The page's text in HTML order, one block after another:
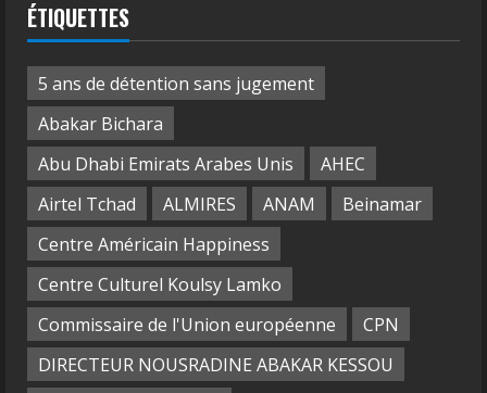
ÉTIQUETTES
5 ans de détention sans jugement
Abakar Bichara
Abu Dhabi Emirats Arabes Unis
AHEC
Airtel Tchad
ALMIRES ANAM
Beinamar
Centre Américain Happiness
Centre Culturel Koulsy Lamko
Commissaire de l'Union européenne
CPN
DIRECTEUR NOUSRADINE ABAKAR KESSOU